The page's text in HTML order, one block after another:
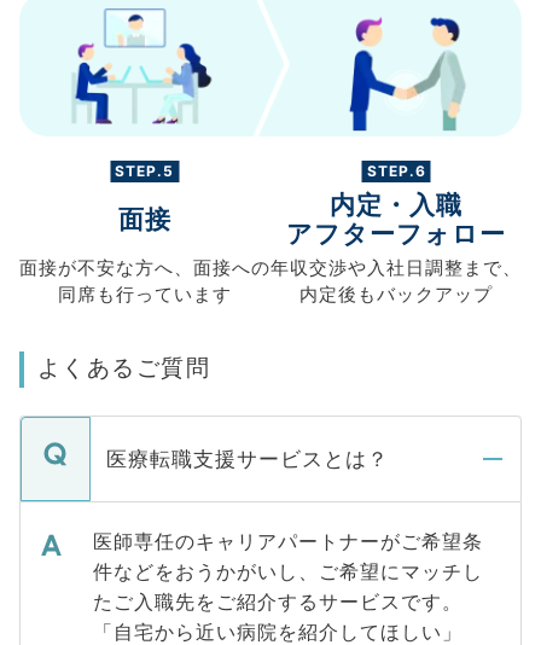
STEP.5
面接
面接が不安な方へ、 面接への
同席も行っています
STEP.6
内定・入職
アフターフォロー
年収交渉や入社日調整まで、
内定後もバックアップ
よくあるご質問
医療転職支援サービスとは？
医師専任のキャリアパートナーがご希望条
件などをおうかがいし、ご希望にマッチし
たご入職先をご紹介するサービスです。
「自宅から近い病院を紹介してほしい」